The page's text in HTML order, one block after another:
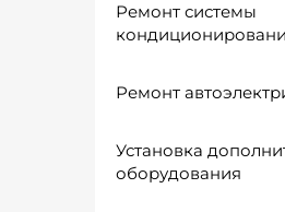
Ремонт системы
Ремонт
Установка
оборудования